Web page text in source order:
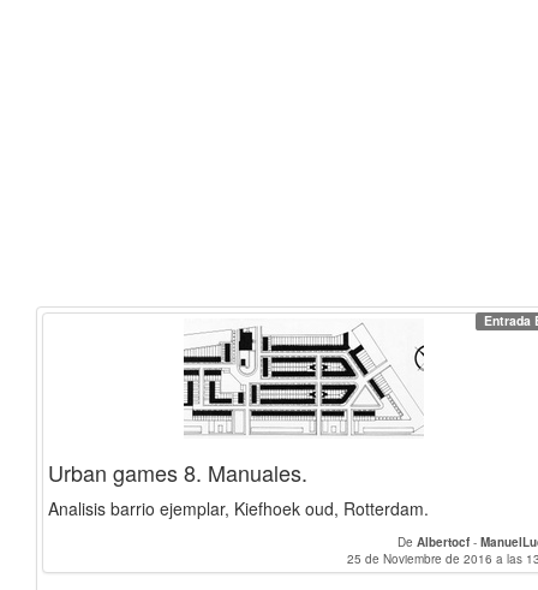
Entrada
Urban games 8. Manuales.
Analisis barrio ejemplar, Kiefhoek oud, Rotterdam.
De Albertocf -
25 de Noviembre de 2016 a las